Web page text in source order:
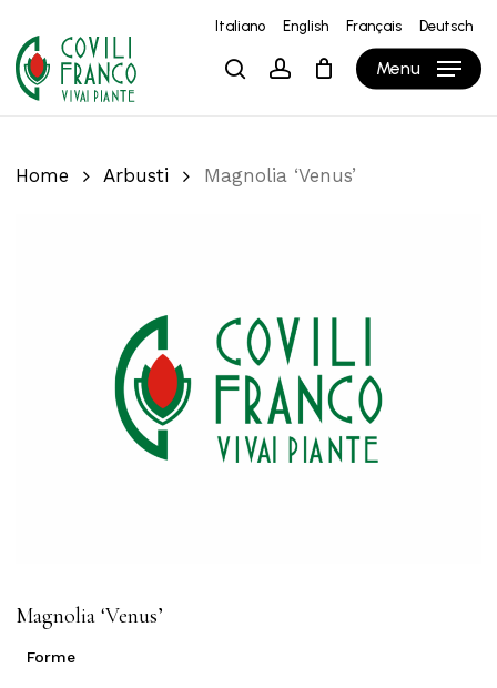
main
content
Italiano English Français Deutsch
searchaccount Menu
Carrello Close
Cart
Home Arbusti Magnolia ‘Venus’
Magnolia ‘Venus’
Forme